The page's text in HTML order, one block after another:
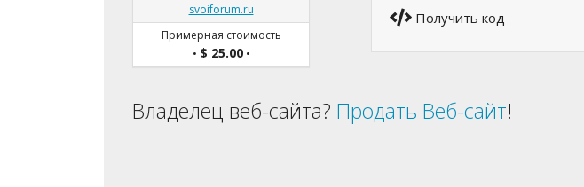
svoiforum.ru
Примерная стоимость
• $ 25.00•
Получить код
Владелец веб-сайта? Продать Веб-сайт!